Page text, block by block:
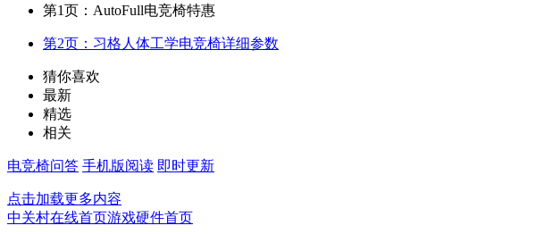
第1页：AutoFull电竞椅特惠
第2页：习格人体工学电竞椅详细参数
猜你喜欢
最新
精选
相关
电竞椅问答 手机版阅读 即时更新
点击加载更多内容
中关村在线首页游戏硬件首页